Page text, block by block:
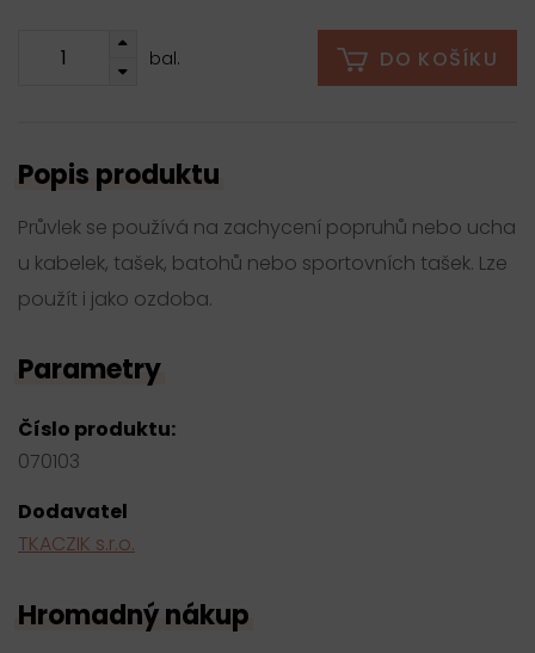
bal. DO KOŠÍKU
Popis produktu
Průvlek se používá na zachycení popruhů nebo ucha
u kabelek, tašek, batohů nebo sportovních tašek. Lze
použít i jako ozdoba.
Parametry
Číslo produktu:
070103
Dodavatel
TKACZIK s.r.o.
Hromadný nákup